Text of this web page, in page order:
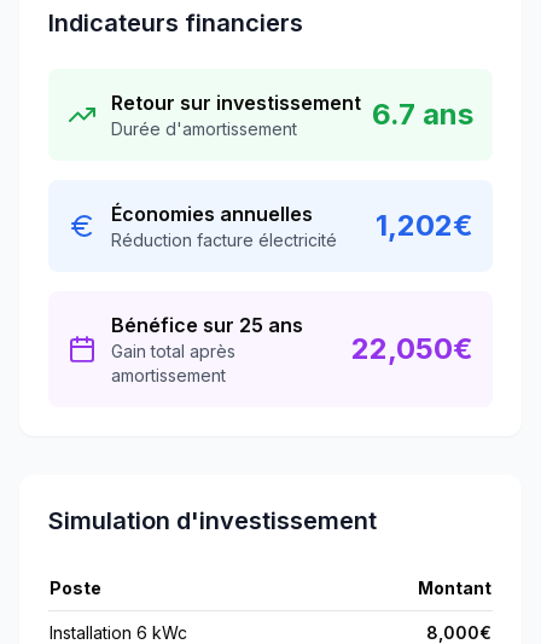
Indicateurs financiers
Retour sur investissement
Durée d'amortissement 6.7 ans
Économies annuelles
Réduction facture électricité 1,202€
Bénéfice sur 25 ans
Gain total après
amortissement
22,050€
Simulation d'investissement
Poste Montant
Installation 6 kWc 8,000€